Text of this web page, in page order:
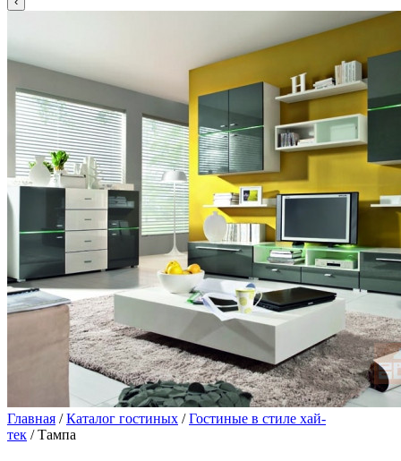
Главная /Каталог гостиных /Гостиные в стиле хай-
тек / Тампа